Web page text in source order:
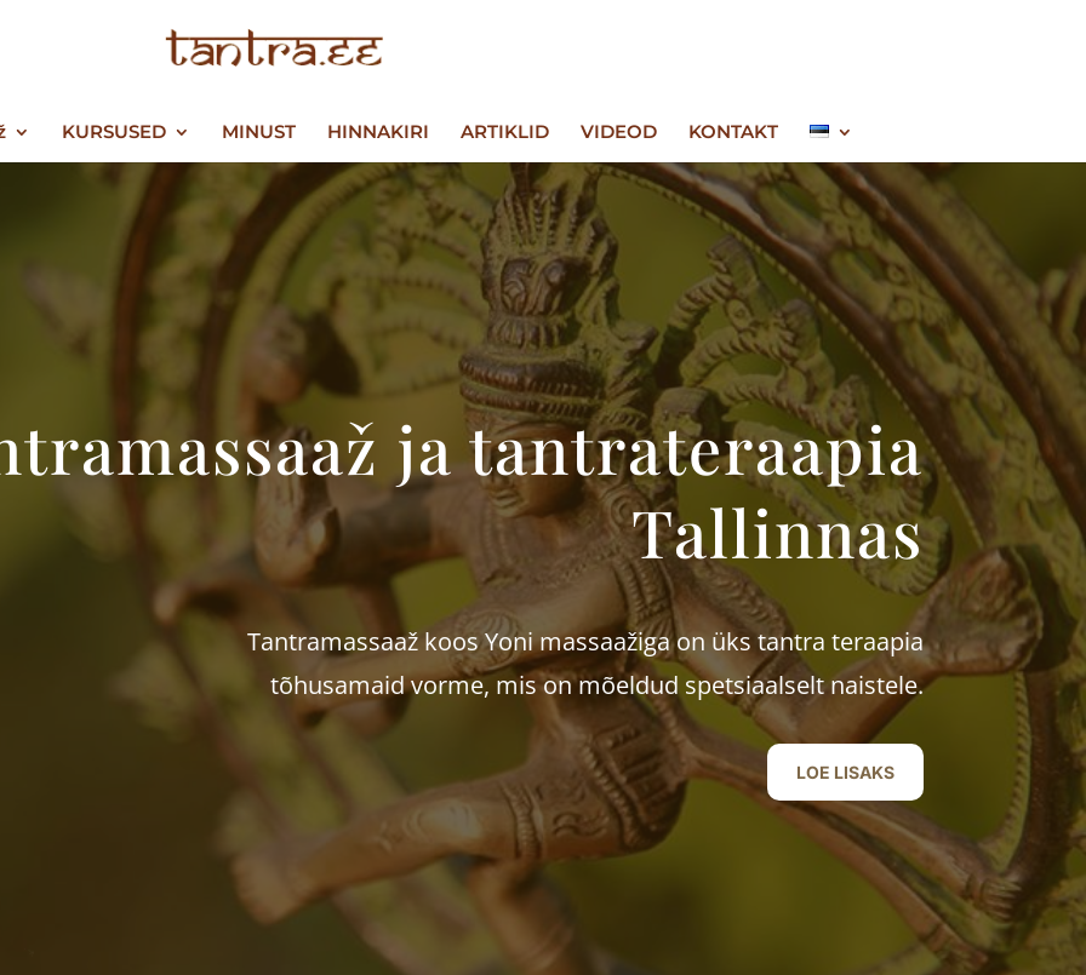
KURSUSED MINUST HINNAKIRI ARTIKLID VIDEOD KONTAKT
ja tantrateraapia
Tallinnas
Tantramassaaž koos Yoni massaažiga on üks tantra teraapia
tõhusamaid vorme, mis on mõeldud spetsiaalselt naistele.
LOE LISAKS